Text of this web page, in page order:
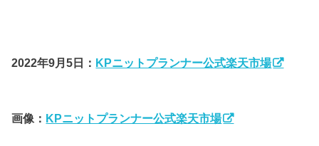
2022年9月5日： KPニットプランナー公式楽天市場
画像： KPニットプランナー公式楽天市場